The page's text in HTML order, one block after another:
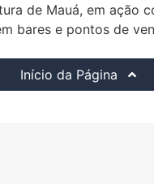
de Mauá, em ação
bares e pontos de
Início da Página